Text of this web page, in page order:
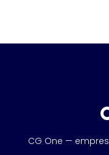
CG One —